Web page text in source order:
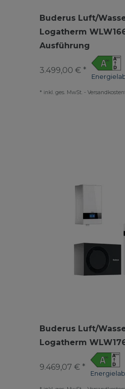
Buderus Luft/
Logatherm
Ausführung
3.499,00 € *
* inkl. ges. MwSt. -
Buderus Luft/
Logatherm
9.469,07 € *